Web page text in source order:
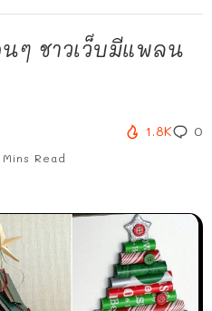
ๆ ชาวเว็บมีแพลน
Mins Read
1.8K 0